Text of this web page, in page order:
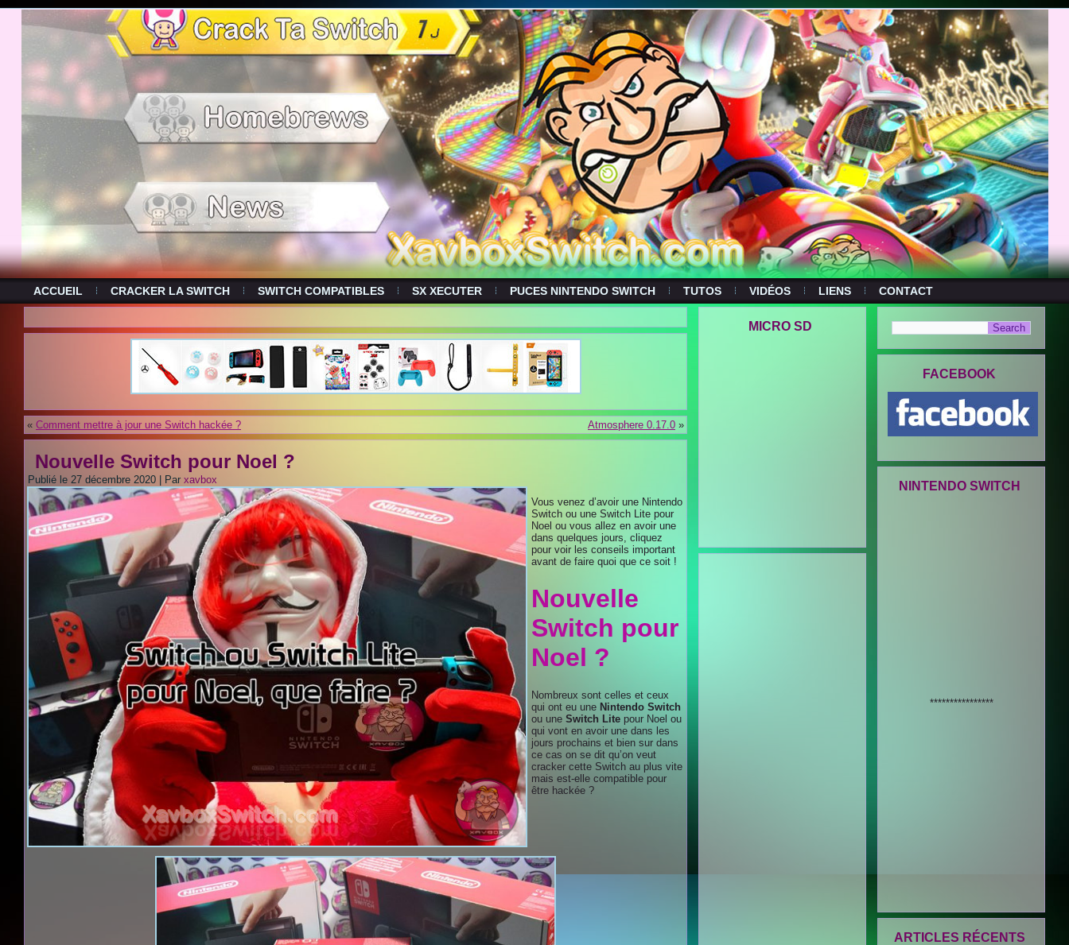
ACCUEIL CRACKER LA SWITCH SWITCH COMPATIBLES SX XECUTER PUCES NINTENDO SWITCH TUTOS VIDÉOS LIENS CONTACT
« Comment mettre à jour une Switch hackée ? Atmosphere 0.17.0 »
Nouvelle Switch pour Noel ?
Publié le 27 décembre 2020 Par xavbox
Vous venez d’avoir une Nintendo
Switch ou une Switch Lite pour
Noel ou vous allez en avoir une
dans quelques jours, cliquez
pour voir les conseils important
avant de faire quoi que ce soit !
Nouvelle
Switch pour
Noel ?
Nombreux sont celles et ceux
qui ont eu une Nintendo Switch
ou une Switch Lite pour Noel ou
qui vont en avoir une dans les
jours prochains et bien sur dans
ce cas on se dit qu’on veut
cracker cette Switch au plus vite
mais est-elle compatible pour
être hackée ?
MICRO SD
FACEBOOK
NINTENDO SWITCH
****************
ARTICLES RÉCENTS